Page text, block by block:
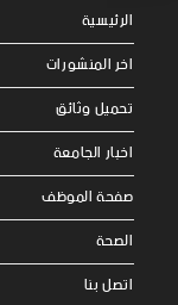
الرئيسية
اخر المنشورات
تحميل وثائق
اخبار الجامعة
صفحة الموظف
الصحة
اتصل بنا